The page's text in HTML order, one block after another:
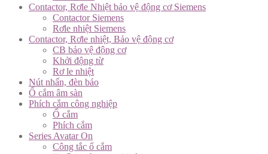
Contactor, Rơle Nhiệt bảo vệ động cơ Siemens
Contactor Siemens
Rơle nhiệt Siemens
Contactor, Rơle nhiệt, Bảo vệ động cơ
CB bảo vệ động cơ
Khởi động từ
Rơ le nhiệt
Nút nhấn, đèn báo
Ổ cắm âm sàn
Phích cắm công nghiệp
Ổ cắm
Phích cắm
Series Avatar On
Công tắc ổ cắm